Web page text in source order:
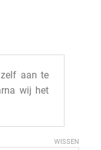
aan te
wij het
WISSEN